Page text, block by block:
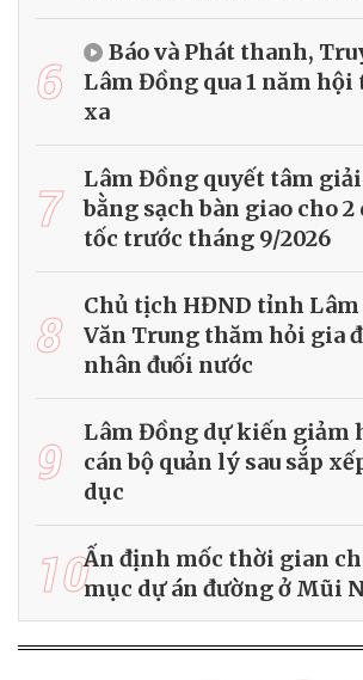
6
Báo và Phát thanh,
Lâm Đồng qua 1 năm hội
xa
7
Lâm Đồng quyết tâm
bằng sạch bàn giao cho 2
tốc trước tháng 9/2026
8
Chủ tịch HĐND tỉnh
Văn Trung thăm hỏi gia
nhân đuối nước
9
Lâm Đồng dự kiến giảm
cán bộ quản lý sau sắp
dục
10Ấn định mốc thời gian
mục dự án đường ở Mũi